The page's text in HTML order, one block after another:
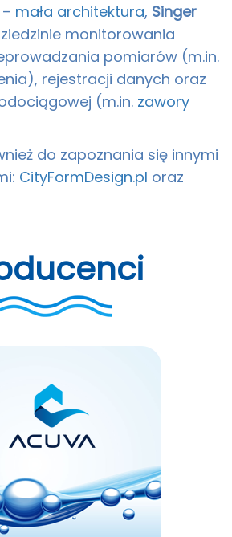
– mała architektura, Singer
monitorowania
pomiarów (m.in.
rejestracji danych oraz
(m.in. zawory
do zapoznania się innymi
CityFormDesign.pl oraz